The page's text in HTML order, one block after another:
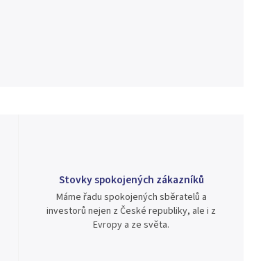
Stovky spokojených zákazníků
Máme řadu spokojených sběratelů a
investorů nejen z České republiky, ale i z
Evropy a ze světa.